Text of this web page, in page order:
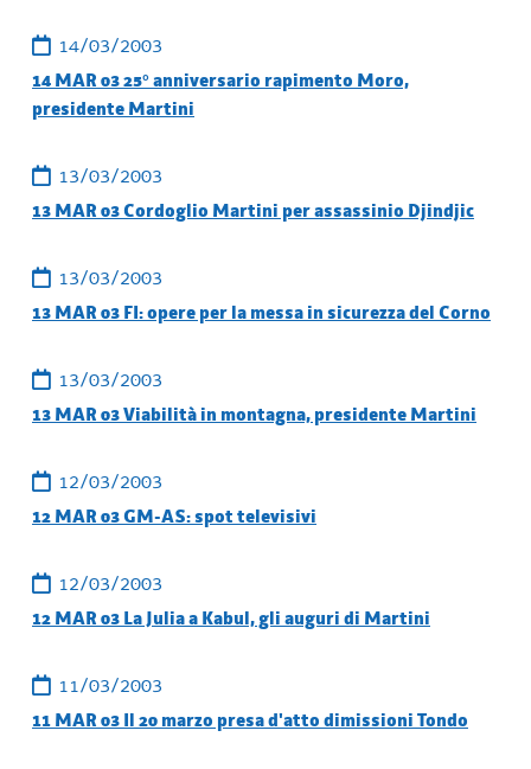
14/03/2003
14 MAR 03 25° anniversario rapimento Moro,
presidente Martini
13/03/2003
13 MAR 03 Cordoglio Martini per assassinio Djindjic
13/03/2003
13 MAR 03 FI: opere per la messa in sicurezza del Corno
13/03/2003
13 MAR 03 Viabilità in montagna, presidente Martini
12/03/2003
12 MAR 03 GM-AS: spot televisivi
12/03/2003
12 MAR 03 La Julia a Kabul, gli auguri di Martini
11/03/2003
11 MAR 03 Il 20 marzo presa d'atto dimissioni Tondo